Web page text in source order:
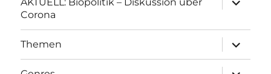
Corona
anzeigen
Themen
anzeigen